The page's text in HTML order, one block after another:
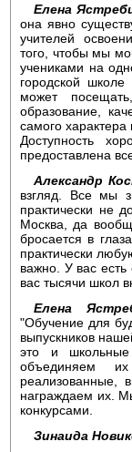
Елена
она явно
учителей
того, чтобы мы
учениками на
городской
может
образование,
самого
Доступность
предоставлена
Александр
взгляд. Все мы
практически не
Москва, да
бросается в
практически
важно. У вас есть
вас тысячи школ
Елена
"Обучение для
выпускников
это и
объединяем
реализованные,
награждаем их.
конкурсами.
Зинаида